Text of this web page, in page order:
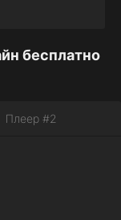
бесплатно
Плеер #2